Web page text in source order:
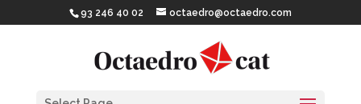
93 246 40 02 octaedro@octaedro.com